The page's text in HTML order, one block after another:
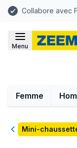
Collabore avec
Menu
Femme
Retour
Mini-